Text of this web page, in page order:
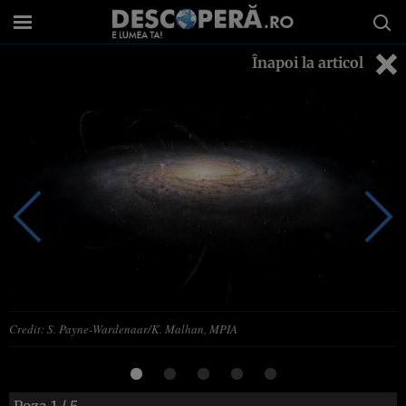
Înapoi la articol
Credit: S. Payne-Wardenaar/K. Malhan, MPIA